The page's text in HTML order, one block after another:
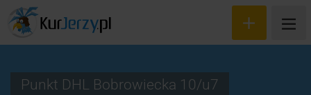
Punkt DHL Bobrowiecka 10/u7